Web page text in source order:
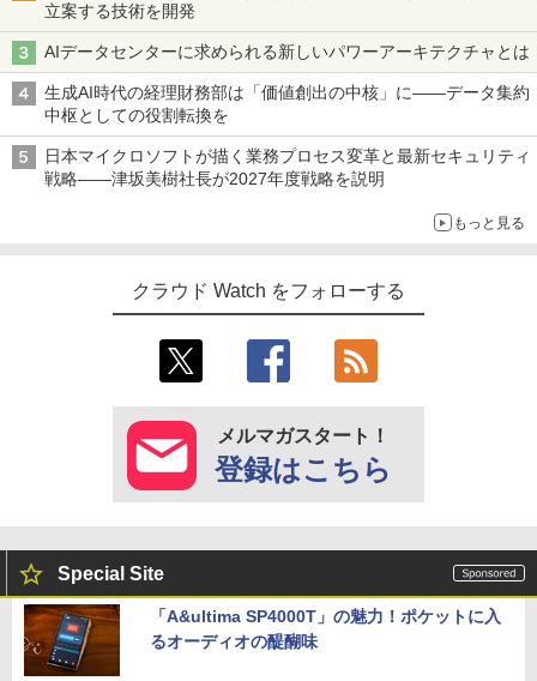
立案する技術を開発
AIデータセンターに求められる新しいパワーアーキテクチャとは
生成AI時代の経理財務部は「価値創出の中核」に――データ集約
中枢としての役割転換を
日本マイクロソフトが描く業務プロセス変革と最新セキュリティ
戦略――津坂美樹社長が2027年度戦略を説明
もっと見る
クラウド Watch をフォローする
メルマガスタート！
登録はこちら
Special Site
「A&ultima SP4000T」の魅力！ポケットに入
るオーディオの醍醐味